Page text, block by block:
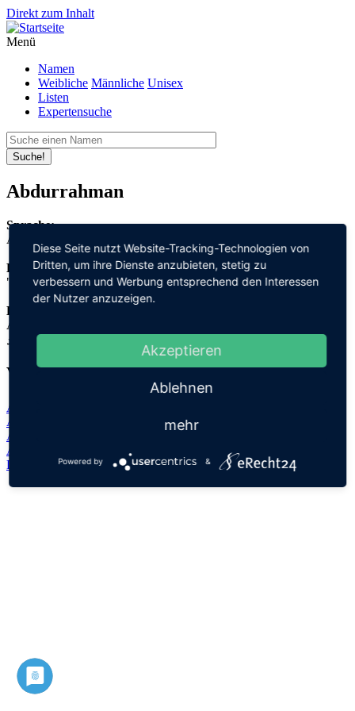
Direkt zum Inhalt
Menü
Namen
Weibliche Männliche Unisex
Listen
Expertensuche
Suche!
Abdurrahman
Sprache:
Arabisch
Bedeutung:
"Diener" + "der Erbarmer"
Herleitung:
Arabisch,
Verwandte Namen
Abderrahman
Abderrahmane
Abderramão
Abdirahman
Datenschutz Impressum
Diese Seite nutzt Website-Tracking-Technologien von
Dritten, um ihre Dienste anzubieten, stetig zu
verbessern und Werbung entsprechend den Interessen
der Nutzer anzuzeigen.
Akzeptieren
Ablehnen
mehr
Powered by &